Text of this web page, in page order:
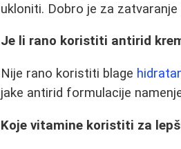
ukloniti. Dobro je za zatvaranje
Je li rano koristiti antirid
Nije rano koristiti blage
jake antirid formulacije
Koje vitamine koristiti za